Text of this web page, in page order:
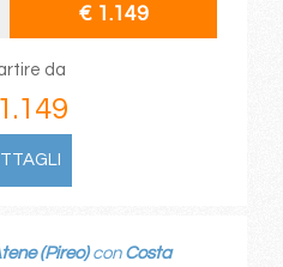
€ 1.149
da
(Pireo)con Costa